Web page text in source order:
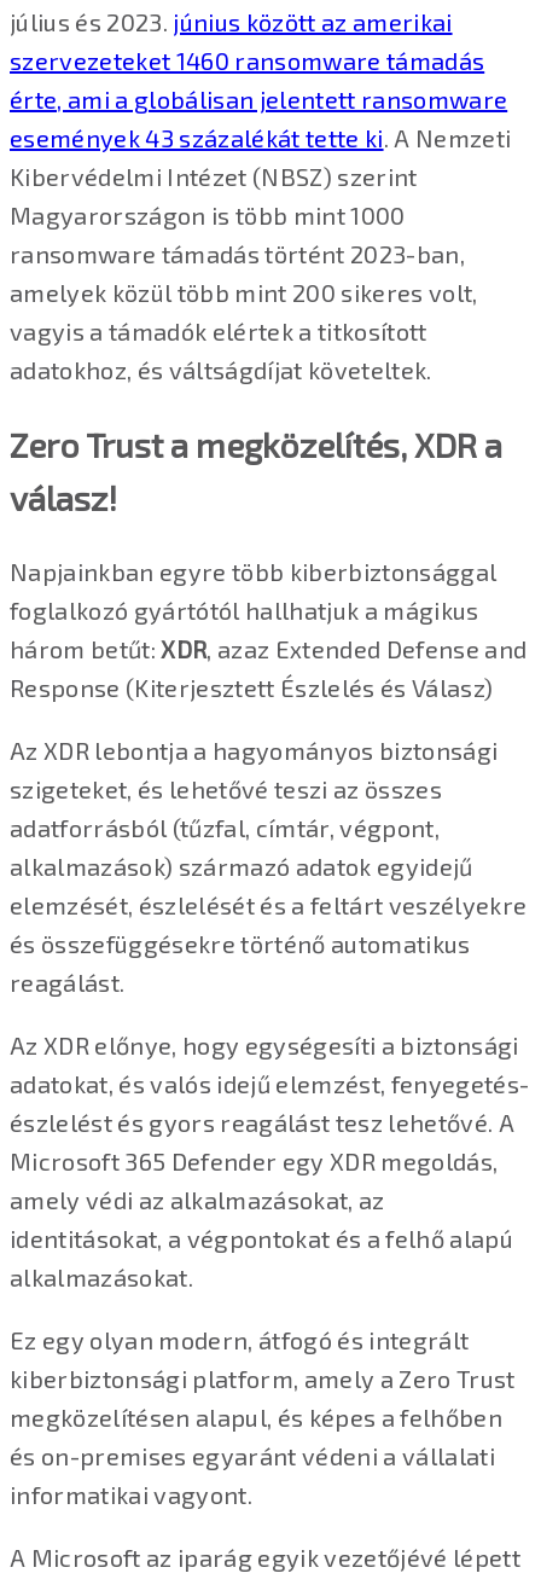
július és 2023. június között az amerikai
szervezeteket 1460 ransomware támadás
érte, ami a globálisan jelentett ransomware
események 43 százalékát tette ki. A Nemzeti
Kibervédelmi Intézet (NBSZ) szerint
Magyarországon is több mint 1000
ransomware támadás történt 2023-ban,
amelyek közül több mint 200 sikeres volt,
vagyis a támadók elértek a titkosított
adatokhoz, és váltságdíjat követeltek.
Zero Trust a megközelítés, XDR a
válasz!
Napjainkban egyre több kiberbiztonsággal
foglalkozó gyártótól hallhatjuk a mágikus
három betűt:XDR, azaz Extended Defense and
Response (Kiterjesztett Észlelés és Válasz)
Az XDR lebontja a hagyományos biztonsági
szigeteket, és lehetővé teszi az összes
adatforrásból (tűzfal, címtár, végpont,
alkalmazások) származó adatok egyidejű
elemzését, észlelését és a feltárt veszélyekre
és összefüggésekre történő automatikus
reagálást.
Az XDR előnye, hogy egységesíti a biztonsági
adatokat, és valós idejű elemzést, fenyegetés-
észlelést és gyors reagálást tesz lehetővé. A
Microsoft 365 Defender egy XDR megoldás,
amely védi az alkalmazásokat, az
identitásokat, a végpontokat és a felhő alapú
alkalmazásokat.
Ez egy olyan modern, átfogó és integrált
kiberbiztonsági platform, amely a Zero Trust
megközelítésen alapul, és képes a felhőben
és on-premises egyaránt védeni a vállalati
informatikai vagyont.
A Microsoft az iparág egyik vezetőjévé lépett